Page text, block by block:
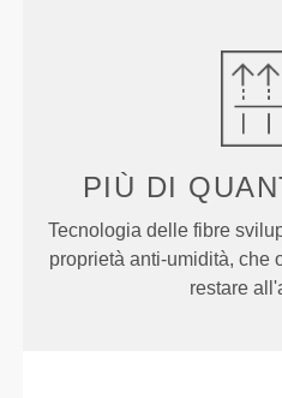
PIÙ DI
Tecnologia delle fibre
proprietà anti-umidità, che
restare